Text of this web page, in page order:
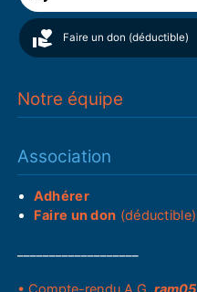
Faire un don (déductible)
Notre équipe
Association
Adhérer
Faire un don (déductible)